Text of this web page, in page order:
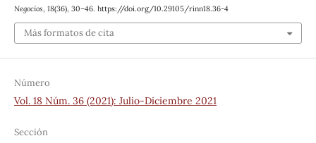
Negocios 18(36), 30–46. https://doi.org/10.29105/rinn18.36-4
Más formatos de cita
Número
Vol. 18 Núm. 36 (2021): Julio-Diciembre 2021
Sección